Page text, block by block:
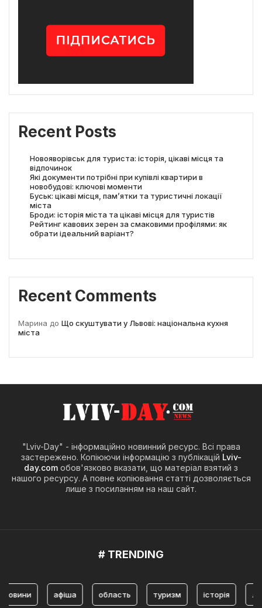
Recent Posts
Новояворівськ для туриста: історія, цікаві місця та
відпочинок
Які документи потрібні при купівлі квартири в
новобудові: ключові моменти
Буськ: цікаві місця, пам’ятки та туристичні локації
міста
Броди: історія міста та цікаві місця для туристів
Рейтинг кавових зерен за смаковими профілями: як
обрати ідеальний варіант?
Recent Comments
Марина до Що скуштувати у Львові: національна кухня
міста
"Lviv-Day" - інформаційно новинний ресурс. Всі права
застережено. Копіюючи інформацію з публікацій Lviv-
day.com обов'язково вказати, що матеріал взятий з
нашого ресурсу. А повне копіювання статті дозволяється
лише з посиланням на наш сайт.
# TRENDING
афіша область туризм історія